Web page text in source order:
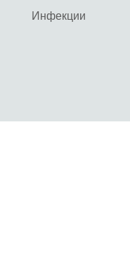
Инфекции